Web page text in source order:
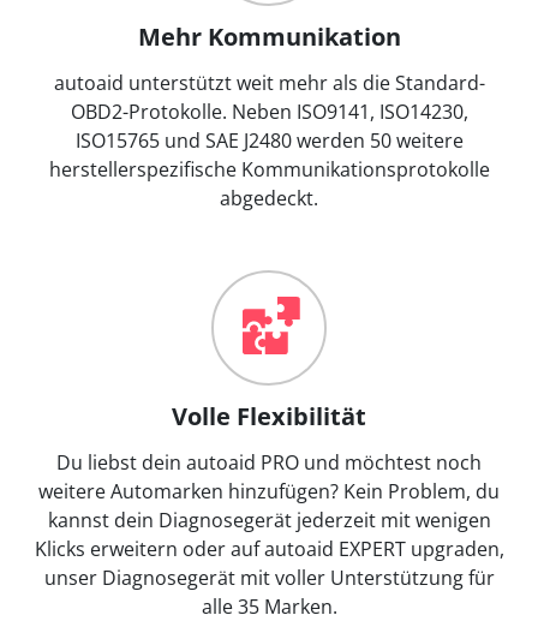
Mehr Kommunikation
autoaid unterstützt weit mehr als die Standard-
OBD2-Protokolle. Neben ISO9141, ISO14230,
ISO15765 und SAE J2480 werden 50 weitere
herstellerspezifische Kommunikationsprotokolle
abgedeckt.
Volle Flexibilität
Du liebst dein autoaid PRO und möchtest noch
weitere Automarken hinzufügen? Kein Problem, du
kannst dein Diagnosegerät jederzeit mit wenigen
Klicks erweitern oder auf autoaid EXPERT upgraden,
unser Diagnosegerät mit voller Unterstützung für
alle 35 Marken.